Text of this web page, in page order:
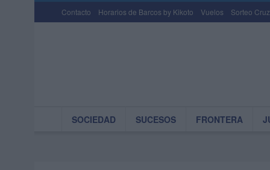
Contacto Horarios de Barcos by Kikoto Vuelos Sorteo
SOCIEDAD SUCESOS FRONTERA